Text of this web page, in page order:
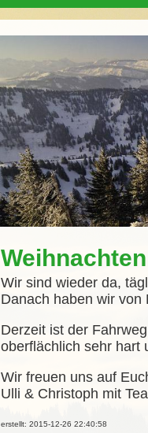
Wir sind wieder da,
Danach haben wir von
Derzeit ist der
oberflächlich sehr hart
Wir freuen uns auf
Ulli & Christoph mit
erstellt: 2015-12-26 22:40:58